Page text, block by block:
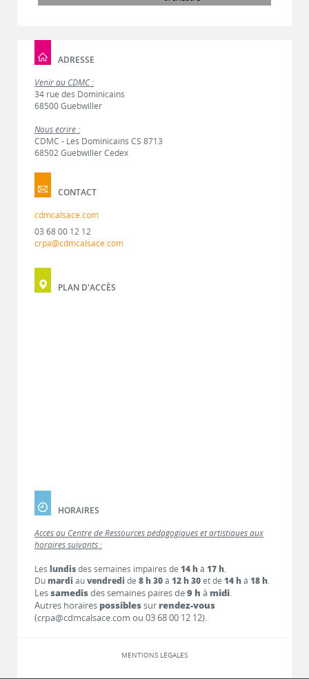
ADRESSE
Venir au CDMC :
34 rue des Dominicains
68500 Guebwiller
Nous écrire :
CDMC - Les Dominicains CS 8713
68502 Guebwiller Cedex
CONTACT
cdmcalsace.com
03 68 00 12 12
crpa@cdmcalsace.com
PLAN D'ACCÈS
HORAIRES
Accès au Centre de Ressources pédagogiques et artistiques aux
horaires suivants :
Les lundisdes semaines impaires de 14 hà 17 h.
Dumardi auvendredi de 8 h 30à 12 h 30et de 14 hà 18 h.
Lessamedisdes semaines paires de9 h à midi.
Autres horaires possiblessur rendez-vous
(crpa@cdmcalsace.com ou 03 68 00 12 12).
MENTIONS LÉGALES